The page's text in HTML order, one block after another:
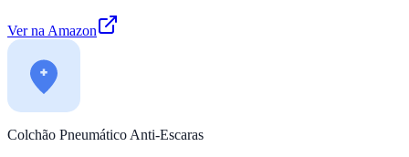
Ver na Amazon
Colchão Pneumático Anti-Escaras